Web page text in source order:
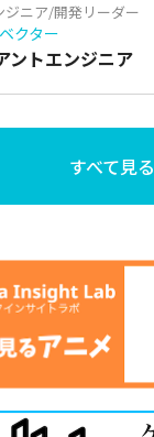
ジニア/開発リーダー
クター
トエンジニア
すべて見る